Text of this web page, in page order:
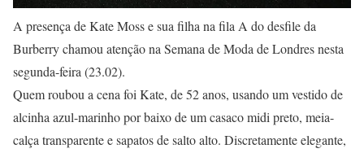
A presença de Kate Moss e sua filha na fila A do desfile da
Burberry chamou atenção na Semana de Moda de Londres nesta
segunda-feira (23.02).
Quem roubou a cena foi Kate, de 52 anos, usando um vestido de
alcinha azul-marinho por baixo de um casaco midi preto, meia-
calça transparente e sapatos de salto alto. Discretamente elegante,